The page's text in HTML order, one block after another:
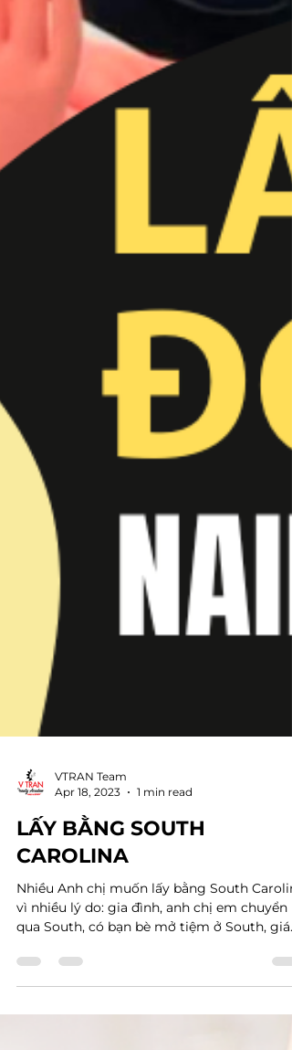
Apr 18, 2023
LẤY BẰNG SOUTH
CAROLINA
Nhiều Anh chị muốn lấy bằng South
qua South, có bạn bè mở tiệm ở South, giá
nail ở...